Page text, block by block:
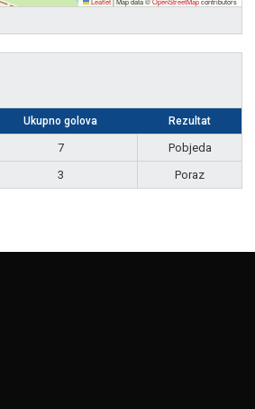
Ukupno golova Rezultat
7
Pobjeda
3 Poraz